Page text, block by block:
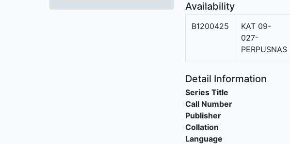
Availability
B1200425
KAT 09-
027-
PERPUSNAS
Detail Information
Series Title
Call Number
Publisher
Collation
Language